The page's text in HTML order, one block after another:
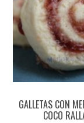
GALLETAS CON
COCO